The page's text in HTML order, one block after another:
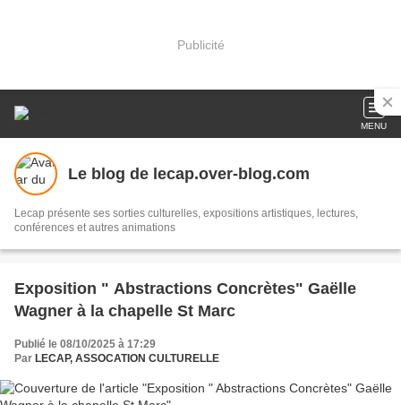
Publicité
MENU
Le blog de lecap.over-blog.com
Lecap présente ses sorties culturelles, expositions artistiques, lectures,
conférences et autres animations
Exposition " Abstractions Concrètes" Gaëlle
Wagner à la chapelle St Marc
Publié le 08/10/2025 à 17:29
Par LECAP, ASSOCATION CULTURELLE